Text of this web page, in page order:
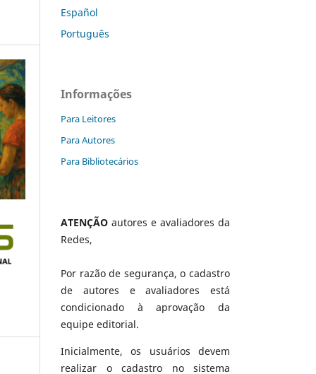
Español
Português
Informações
Para Leitores
Para Autores
Para Bibliotecários
ATENÇÃO autores e avaliadores da
Redes,
Por razão de segurança, o cadastro
de autores e avaliadores está
condicionado à aprovação da
equipe editorial.
Inicialmente, os usuários devem
realizar o cadastro no sistema